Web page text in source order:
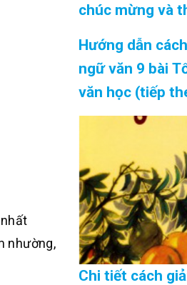
nhường,
chúc mừng và
08/2026
Hướng dẫn
ngữ văn 9 bài
văn học (tiếp
nhất Cập Nhật
Chi tiết cách